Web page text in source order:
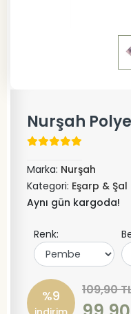
Nurşah
Marka: Nurşah
Kategori: Eşarp & Şal
Aynı gün kargoda!
Renk:
%9 109,90